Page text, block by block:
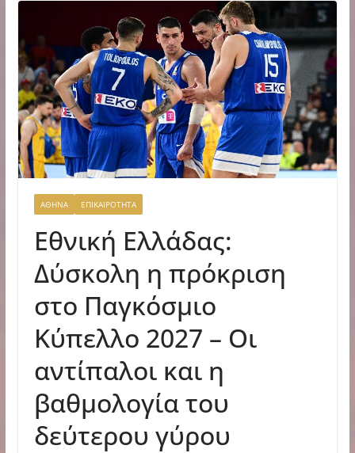
ΑΘΗΝΑ ΕΠΙΚΑΙΡΟΤΗΤΑ
Εθνική Ελλάδας:
Δύσκολη η πρόκριση
στο Παγκόσμιο
Κύπελλο 2027 – Οι
αντίπαλοι και η
βαθμολογία του
δεύτερου γύρου